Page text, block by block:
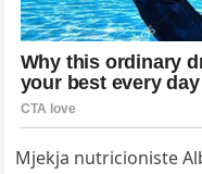
Mjekja nutricioniste